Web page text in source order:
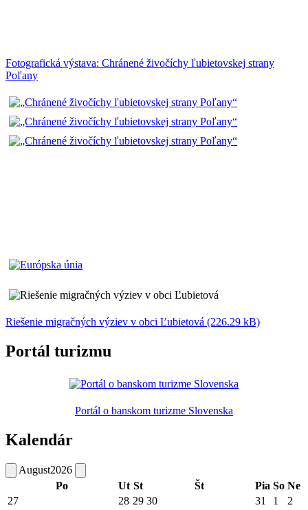
Fotografická výstava: Chránené živočíchy ľubietovskej strany
Poľany
Riešenie migračných výziev v obci Ľubietová (226.29 kB)
Portál turizmu
Portál o banskom turizme Slovenska
Kalendár
August2026
Po
Ut St Št Pia So Ne
27
28 29 30 31 1
2